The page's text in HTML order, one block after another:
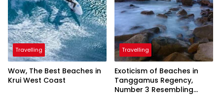
Travelling
Wow, The Best Beaches in
Krui West Coast
Travelling
Exoticism of Beaches in
Tanggamus Regency,
Number 3 Resembling